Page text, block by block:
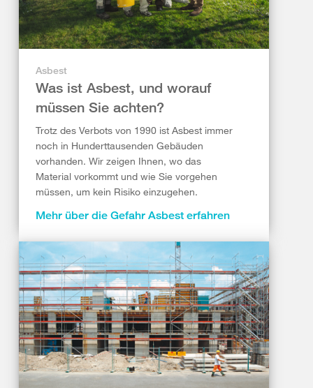
Asbest
Was ist Asbest, und worauf
müssen Sie achten?
Trotz des Verbots von 1990 ist Asbest immer
noch in Hunderttausenden Gebäuden
vorhanden. Wir zeigen Ihnen, wo das
Material vorkommt und wie Sie vorgehen
müssen, um kein Risiko einzugehen.
Mehr über die Gefahr Asbest erfahren